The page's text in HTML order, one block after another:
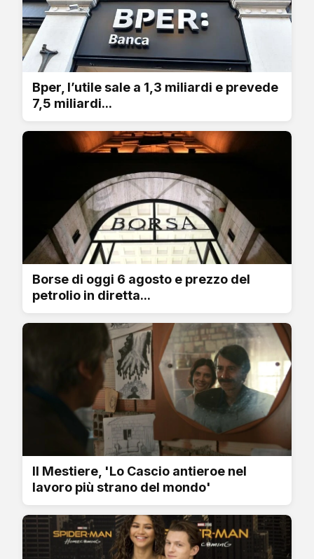
Bper, l’utile sale a 1,3 miliardi e prevede
7,5 miliardi...
Borse di oggi 6 agosto e prezzo del
petrolio in diretta...
Il Mestiere, 'Lo Cascio antieroe nel
lavoro più strano del mondo'